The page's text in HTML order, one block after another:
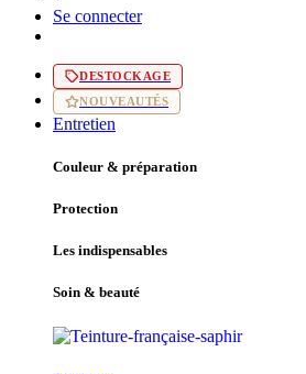
Se connecter
DESTOCKAGE
NOUVEAUTÉS
Entretien
Couleur & préparation
Protection
Les indispensables
Soin & beauté